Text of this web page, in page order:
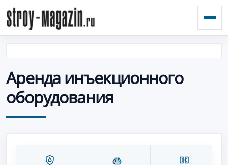
Аренда инъекционного
оборудования